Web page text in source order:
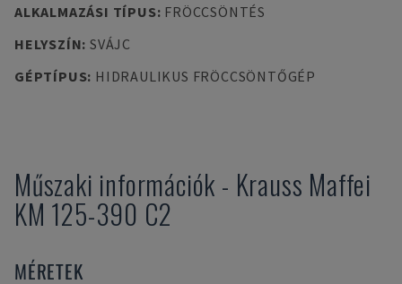
ALKALMAZÁSI TÍPUS: FRÖCCSÖNTÉS
HELYSZÍN: SVÁJC
GÉPTÍPUS: HIDRAULIKUS FRÖCCSÖNTŐGÉP
Műszaki információk - Krauss Maffei
KM 125-390 C2
MÉRETEK